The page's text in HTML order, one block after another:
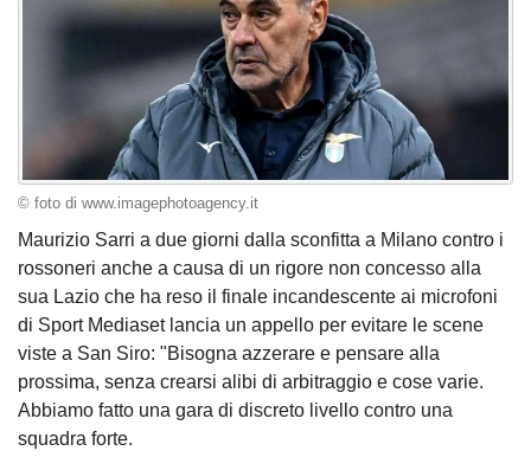
© foto di www.imagephotoagency.it
Maurizio Sarri a due giorni dalla sconfitta a Milano contro i
rossoneri anche a causa di un rigore non concesso alla
sua Lazio che ha reso il finale incandescente ai microfoni
di Sport Mediaset lancia un appello per evitare le scene
viste a San Siro: "Bisogna azzerare e pensare alla
prossima, senza crearsi alibi di arbitraggio e cose varie.
Abbiamo fatto una gara di discreto livello contro una
squadra forte.